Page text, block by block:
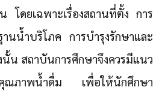
โดยเฉพาะเรื่องสถานที่ตั้ง การ
นน้ำบริโภค การบำรุงรักษาและ
น สถาบันการศึกษาจึงควรมีแนว
คุณภาพน้ำดื่ม เพื่อให้นักศึกษา